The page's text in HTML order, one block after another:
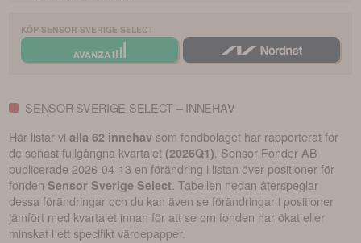
KÖP SENSOR SVERIGE SELECT
SENSOR SVERIGE SELECT – INNEHAV
Här listar vialla 62 innehav som fondbolaget har rapporterat för
de senast fullgångna kvartalet (2026Q1). Sensor Fonder AB
publicerade2026-04-13 en förändring i listan över positioner för
fonden Sensor Sverige Select. Tabellen nedan återspeglar
dessa förändringar och du kan även se förändringar i positioner
jämfört med kvartalet innan för att se om fonden har ökat eller
minskat i ett specifikt värdepapper.